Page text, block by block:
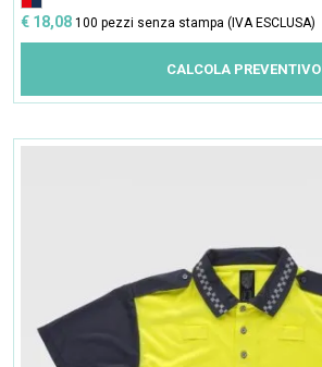
€ 18,08 100 pezzi senza stampa (IVA ESCLUSA)
CALCOLA PREVENTIVO